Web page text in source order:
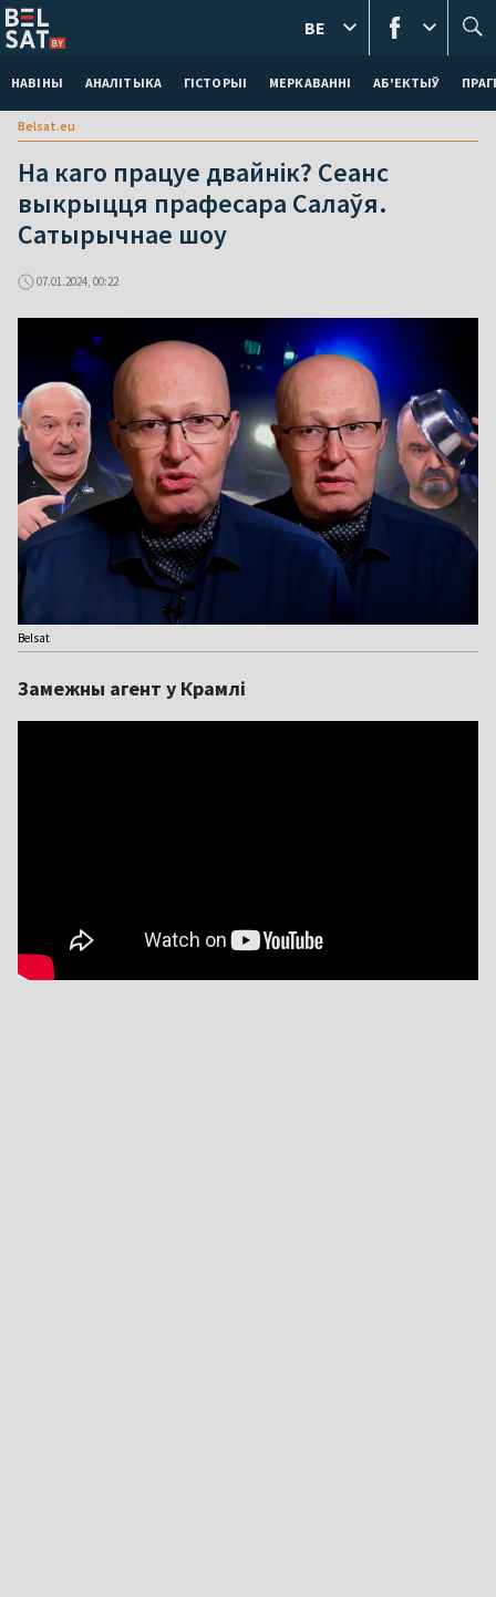
НАВІНЫ АНАЛІТЫКА ГІСТОРЫІ МЕРКАВАННI АБ'ЕКТЫЎ
BE
Belsat.eu
На каго працуе двайнік? Сеанс
выкрыцця прафесара Салаўя.
Сатырычнае шоу
07.01.2024, 00:22
Belsat
Замежны агент у Крамлі